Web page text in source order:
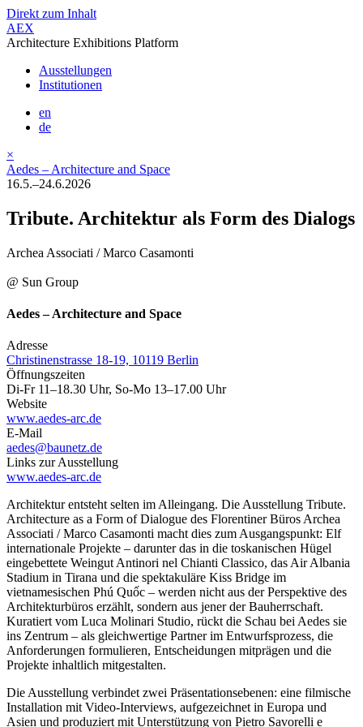
Direkt zum Inhalt
AEX
Architecture Exhibitions Platform
Ausstellungen
Institutionen
en
de
×
Aedes – Architecture and Space
16.5.–24.6.2026
Tribute. Architektur als Form des Dialogs
Archea Associati / Marco Casamonti
@ Sun Group
Aedes – Architecture and Space
Adresse
Christinenstrasse 18-19, 10119 Berlin
Öffnungszeiten
Di-Fr 11–18.30 Uhr, So-Mo 13–17.00 Uhr
Website
www.aedes-arc.de
E-Mail
aedes@baunetz.de
Links zur Ausstellung
www.aedes-arc.de
Architektur entsteht selten im Alleingang. Die Ausstellung Tribute.
Architecture as a Form of Dialogue des Florentiner Büros Archea
Associati / Marco Casamonti macht dies zum Ausgangspunkt: Elf
internationale Projekte – darunter das in die toskanischen Hügel
eingebettete Weingut Antinori nel Chianti Classico, das Air Albania
Stadium in Tirana und die spektakuläre Kiss Bridge im
vietnamesischen Phú Quốc – werden nicht aus der Perspektive des
Architekturbüros erzählt, sondern aus jener der Bauherrschaft.
Kuratiert vom Luca Molinari Studio, rückt die Schau bei Aedes sie
ins Zentrum – als gleichwertige Partner im Entwurfsprozess, die
Anforderungen formulieren, Entscheidungen mitprägen und die
Projekte inhaltlich mitgestalten.
Die Ausstellung verbindet zwei Präsentationsebenen: eine filmische
Installation mit Video-Interviews, aufgezeichnet in Europa und
Asien und produziert mit Unterstützung von Pietro Savorelli e